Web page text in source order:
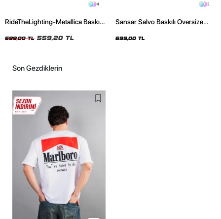
4
RideTheLighting-Metallica Baskılı
Tshirt
699,00 TL 559,20 TL
2
Sansar Salvo Baskılı Oversize
699,00 TL
Son Gezdiklerin